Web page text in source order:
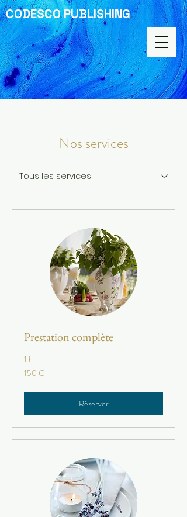
CODESCO PUBLISHING
Nos services
Tous les services
Prestation complète
1 h
150
euros
150 €
Réserver